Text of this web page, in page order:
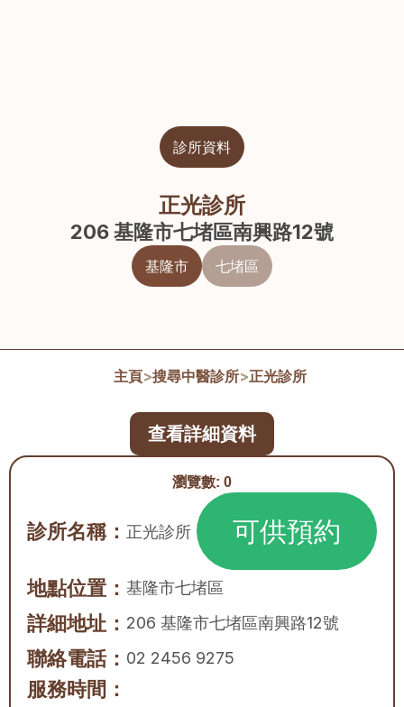
診所資料
正光診所
206 基隆市七堵區南興路12號
基隆市 七堵區
主頁>搜尋中醫診所>正光診所
瀏覽數: 0
診所名稱： 正光診所 可供預約
地點位置： 基隆市七堵區
詳細地址： 206 基隆市七堵區南興路12號
聯絡電話： 02 2456 9275
服務時間：
查看詳細資料